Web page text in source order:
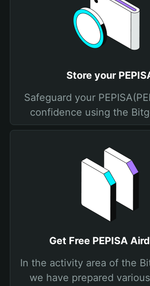
Store your
Safeguard your
confidence using the
Get Free PEPISA
In the activity area of the
we have prepared